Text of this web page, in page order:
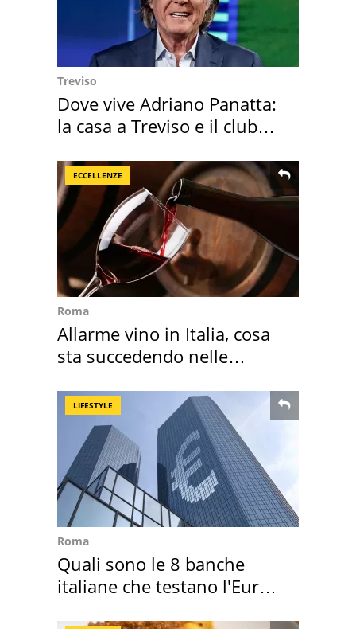
Treviso
Dove vive Adriano Panatta:
la casa a Treviso e il club
ECCELLENZE
Roma
Allarme vino in Italia, cosa
sta succedendo nelle
LIFESTYLE
Roma
Quali sono le 8 banche
italiane che testano l'Euro